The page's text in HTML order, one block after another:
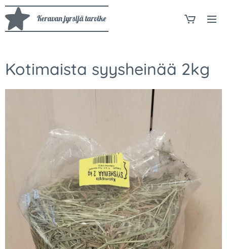
Keravan jyrsijä tarvike
Kotimaista syysheinää 2kg